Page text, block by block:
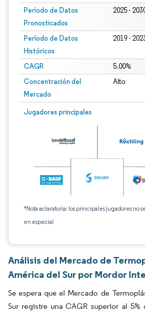
Período de Datos
Pronosticados
2025 -
Período de Datos
Históricos
2019 -
CAGR 5.00%
Concentración del
Mercado
Alto
Jugadores principales
*Nota aclaratoria: los principales jugadores no
en especial
Análisis del Mercado de
América del Sur por Mordor
Se espera que el Mercado de
Sur registre una CAGR superior al